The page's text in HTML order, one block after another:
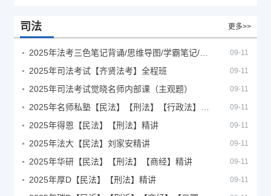
司法 更多>>
09-11
2025年司法考试【齐贤法考】全程班 09-11
2025年司法考试觉晓名师内部课（主观题） 09-11
09-11
2025年得恩【民法】【刑法】精讲 09-11
2025年法大【民法】刘家安精讲 09-11
2025年华研【民法】【刑法】【商经】精讲 09-11
2025年厚D【民法】【刑法】精讲 09-11